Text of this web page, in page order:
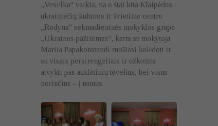
„Veselka“ vaikia, na o štai kita Klaipėdos
ukrainiečių kultūros ir švietimo centro
„Rodyna“ sekmadieninės mokyklos grupė
„Ukrainos pažinimas“, kartu su mokytoja
Mariia Papakonstandi ruošiasi kalėdoti ir
su visais persirengėliais ir ožkomis
atvykti pas auklėtinių tėvelius, bei visus
norinčius – į namus.